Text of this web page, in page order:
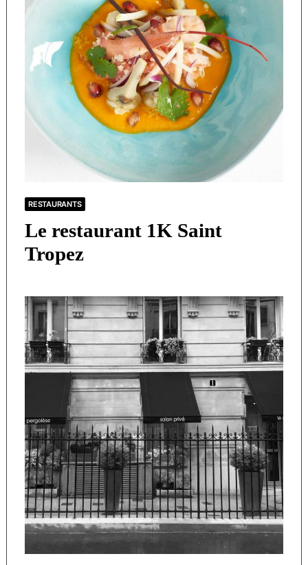
RESTAURANTS
Le restaurant 1K Saint
Tropez